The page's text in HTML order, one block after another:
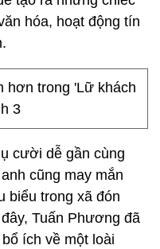
hóa, hoạt động tín
cười dễ gần cùng
cũng may mắn
biểu trong xã đón
Tuấn Phương đã
ích về một loài